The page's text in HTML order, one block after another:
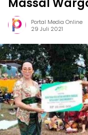
Massal
Portal Media Online
29 Juli 2021